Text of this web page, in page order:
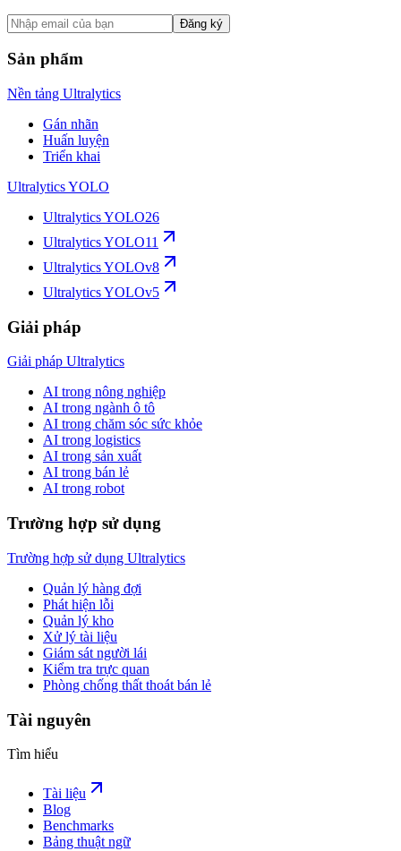
Đăng ký
Sản phẩm
Nền tảng Ultralytics
Gán nhãn
Huấn luyện
Triển khai
Ultralytics YOLO
Ultralytics YOLO26
Ultralytics YOLO11
Ultralytics YOLOv8
Ultralytics YOLOv5
Giải pháp
Giải pháp Ultralytics
AI trong nông nghiệp
AI trong ngành ô tô
AI trong chăm sóc sức khỏe
AI trong logistics
AI trong sản xuất
AI trong bán lẻ
AI trong robot
Trường hợp sử dụng
Trường hợp sử dụng Ultralytics
Quản lý hàng đợi
Phát hiện lỗi
Quản lý kho
Xử lý tài liệu
Giám sát người lái
Kiểm tra trực quan
Phòng chống thất thoát bán lẻ
Tài nguyên
Tìm hiểu
Tài liệu
Blog
Benchmarks
Bảng thuật ngữ